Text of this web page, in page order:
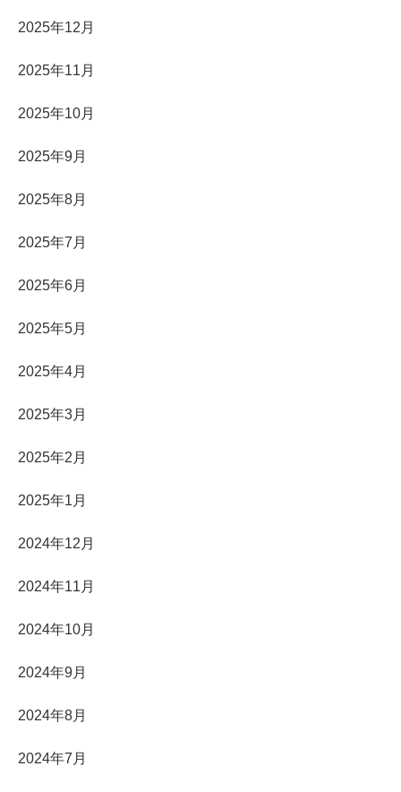
2025年12月
2025年11月
2025年10月
2025年9月
2025年8月
2025年7月
2025年6月
2025年5月
2025年4月
2025年3月
2025年2月
2025年1月
2024年12月
2024年11月
2024年10月
2024年9月
2024年8月
2024年7月